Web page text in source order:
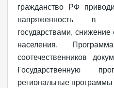
гражданство РФ
напряженность в
государствами,
населения.
соотечественников
Государственную
региональные программы